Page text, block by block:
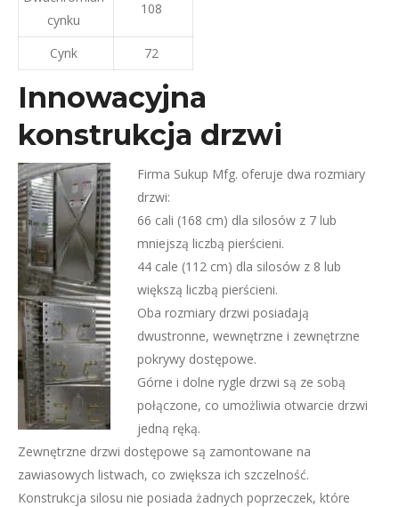
cynku
108
Cynk 72
Innowacyjna
konstrukcja drzwi
Firma Sukup Mfg. oferuje dwa rozmiary
drzwi:
66 cali (168 cm) dla silosów z 7 lub
mniejszą liczbą pierścieni.
44 cale (112 cm) dla silosów z 8 lub
większą liczbą pierścieni.
Oba rozmiary drzwi posiadają
dwustronne, wewnętrzne i zewnętrzne
pokrywy dostępowe.
Górne i dolne rygle drzwi są ze sobą
połączone, co umożliwia otwarcie drzwi
jedną ręką.
Zewnętrzne drzwi dostępowe są zamontowane na
zawiasowych listwach, co zwiększa ich szczelność.
Konstrukcja silosu nie posiada żadnych poprzeczek, które